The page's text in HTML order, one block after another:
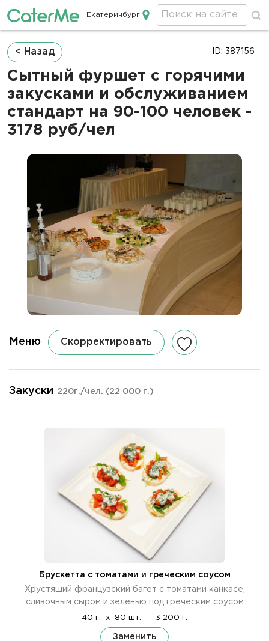
Кейтеринг в Екатеринбурге
Екатеринбург
Строка
навигации
< Назад
Сытный фуршет с горячими
закусками и обслуживанием
стандарт на 90-100 человек -
3178 руб/чел
ID: 387156
Меню Скорректировать
Закуски 220г./чел. (22 000 г.)
Брускетта с томатами и греческим соусом
Хрустящий французский багет с томатами канкасе,
сливочным сыром и зеленью под греческим соусом
40 г. x 80 шт. = 3 200 г.
Заменить